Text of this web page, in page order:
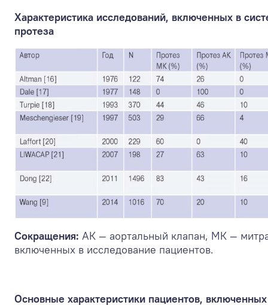
Характеристика исследований, включенных в
протеза
Сокращения: АК — аортальный клапан, МК —
включенных в исследование пациентов.
Основные характеристики пациентов,